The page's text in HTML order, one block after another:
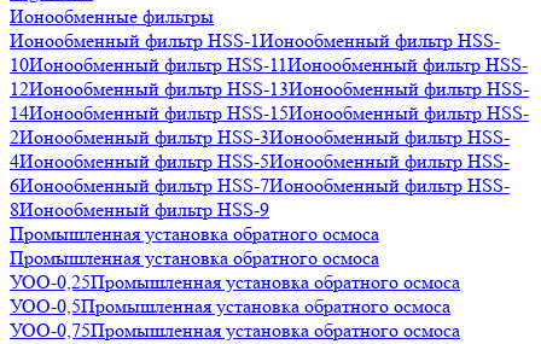
Ионообменные фильтры
Ионообменный фильтр HSS-1Ионообменный фильтр HSS-
10Ионообменный фильтр HSS-11Ионообменный фильтр HSS-
12Ионообменный фильтр HSS-13Ионообменный фильтр HSS-
14Ионообменный фильтр HSS-15Ионообменный фильтр HSS-
2Ионообменный фильтр HSS-3Ионообменный фильтр HSS-
4Ионообменный фильтр HSS-5Ионообменный фильтр HSS-
6Ионообменный фильтр HSS-7Ионообменный фильтр HSS-
8Ионообменный фильтр HSS-9
Промышленная установка обратного осмоса
Промышленная установка обратного осмоса
УОО-0,25Промышленная установка обратного осмоса
УОО-0,5Промышленная установка обратного осмоса
УОО-0,75Промышленная установка обратного осмоса